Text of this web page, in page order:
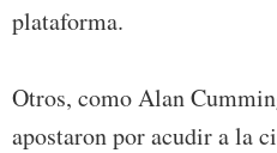
plataforma.
Otros, como Alan
apostaron por acudir a la